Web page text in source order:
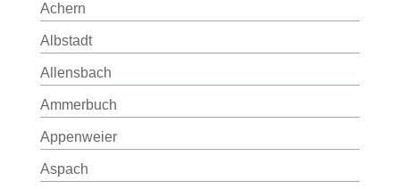
Achern
Albstadt
Allensbach
Ammerbuch
Appenweier
Aspach